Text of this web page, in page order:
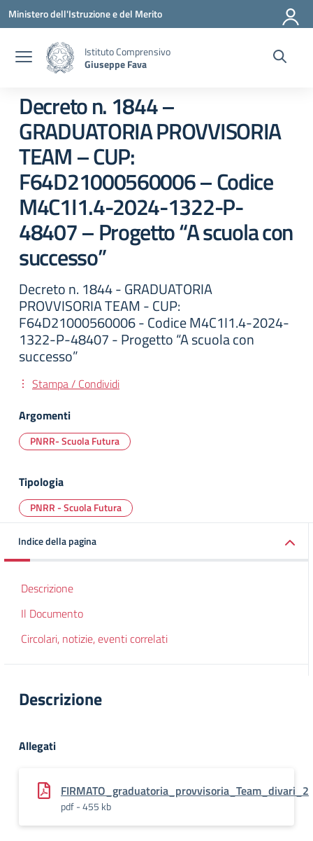
Vai ai contenuti
Vai al menu di navigazione
Vai al footer
Ministero dell'Istruzione e del Merito
Istituto Comprensivo
Giuseppe Fava
Decreto n. 1844 –
GRADUATORIA PROVVISORIA
TEAM – CUP:
F64D21000560006 – Codice
M4C1I1.4-2024-1322-P-
48407 – Progetto “A scuola con
successo”
Decreto n. 1844 - GRADUATORIA
PROVVISORIA TEAM - CUP:
F64D21000560006 - Codice M4C1I1.4-2024-
1322-P-48407 - Progetto “A scuola con
successo”
Stampa / Condividi
Argomenti
PNRR- Scuola Futura
Tipologia
PNRR - Scuola Futura
Indice della pagina
Descrizione
Il Documento
Circolari, notizie, eventi correlati
Descrizione
Allegati
FIRMATO_graduatoria_provvisoria_Team_divari_2
pdf - 455 kb